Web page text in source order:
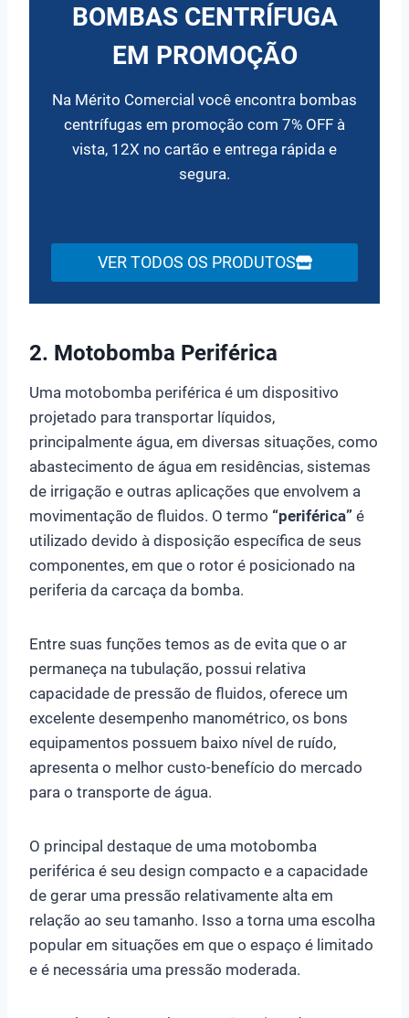
BOMBAS CENTRÍFUGA
EM PROMOÇÃO
Na Mérito Comercial você encontra bombas
centrífugas em promoção com 7% OFF à
vista, 12X no cartão e entrega rápida e
segura.
VER TODOS OS PRODUTOS
2. Motobomba Periférica
Uma motobomba periférica é um dispositivo
projetado para transportar líquidos,
principalmente água, em diversas situações, como
abastecimento de água em residências, sistemas
de irrigação e outras aplicações que envolvem a
movimentação de fluidos. O termo “periférica” é
utilizado devido à disposição específica de seus
componentes, em que o rotor é posicionado na
periferia da carcaça da bomba.
Entre suas funções temos as de evita que o ar
permaneça na tubulação, possui relativa
capacidade de pressão de fluidos, oferece um
excelente desempenho manométrico, os bons
equipamentos possuem baixo nível de ruído,
apresenta o melhor custo-benefício do mercado
para o transporte de água.
O principal destaque de uma motobomba
periférica é seu design compacto e a capacidade
de gerar uma pressão relativamente alta em
relação ao seu tamanho. Isso a torna uma escolha
popular em situações em que o espaço é limitado
e é necessária uma pressão moderada.